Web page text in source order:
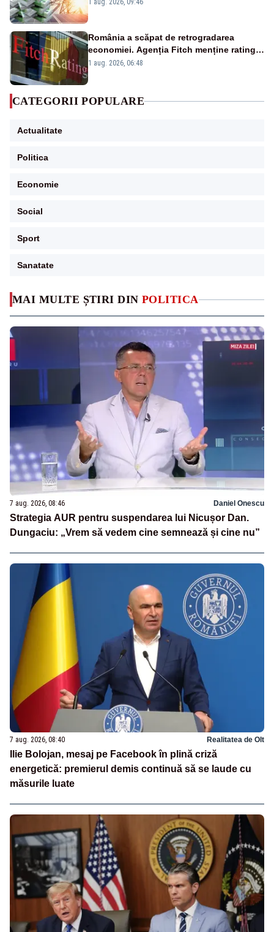
MAI MULTE ȘTIRI DIN POLITICA
7 aug. 2026, 08:46 Daniel Onescu
Strategia AUR pentru suspendarea lui Nicușor Dan.
Dungaciu: „Vrem să vedem cine semnează și cine nu”
7 aug. 2026, 08:40 Realitatea de Olt
Ilie Bolojan, mesaj pe Facebook în plină criză
energetică: premierul demis continuă să se laude cu
măsurile luate
1 aug. 2026, 09:46
România a scăpat de retrogradarea
economiei. Agenția Fitch menține ratingul
„BBB-” cu perspectivă negativă
1 aug. 2026, 06:48
CATEGORII POPULARE
Actualitate
Politica
Economie
Social
Sport
Sanatate